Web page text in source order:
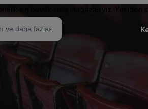
en büyük satış mağazasıyız.